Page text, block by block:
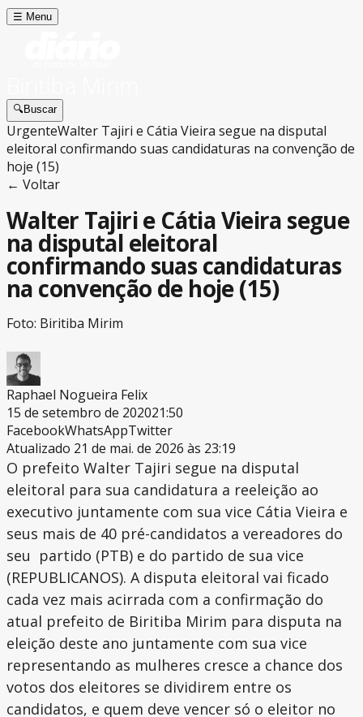
☰ Menu
🔍Buscar
UrgenteWalter Tajiri e Cátia Vieira segue na disputal
eleitoral confirmando suas candidaturas na convenção de
hoje (15)
← Voltar
Walter Tajiri e Cátia Vieira segue
na disputal eleitoral
confirmando suas candidaturas
na convenção de hoje (15)
Foto: Biritiba Mirim
Raphael Nogueira Felix
15 de setembro de 202021:50
FacebookWhatsAppTwitter
Atualizado 21 de mai. de 2026 às 23:19
O prefeito Walter Tajiri segue na disputal
eleitoral para sua candidatura a reeleição ao
executivo juntamente com sua vice Cátia Vieira e
seus mais de 40 pré-candidatos a vereadores do
seu partido (PTB) e do partido de sua vice
(REPUBLICANOS). A disputa eleitoral vai ficado
cada vez mais acirrada com a confirmação do
atual prefeito de Biritiba Mirim para disputa na
eleição deste ano juntamente com sua vice
representando as mulheres cresce a chance dos
votos dos eleitores se dividirem entre os
candidatos, e quem deve vencer só o eleitor no